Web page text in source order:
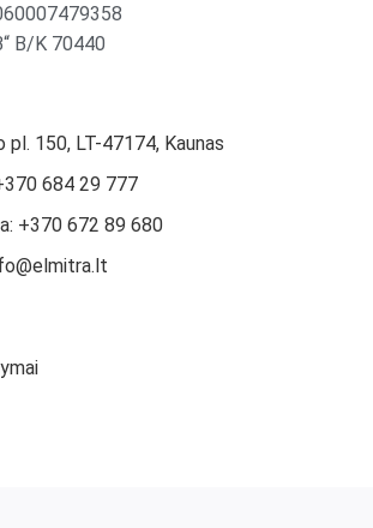
B/K 70440
pl. 150, LT-47174, Kaunas
684 29 777
+370 672 89 680